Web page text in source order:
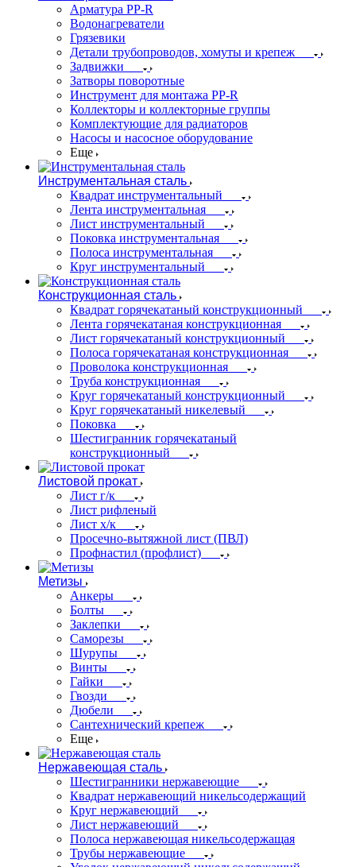
Арматура PP-R
Водонагреватели
Грязевики
Детали трубопроводов, хомуты и крепеж
Задвижки
Затворы поворотные
Инструмент для монтажа PP-R
Коллекторы и коллекторные группы
Комплектующие для радиаторов
Насосы и насосное оборудование
Еще
Инструментальная сталь
Квадрат инструментальный
Лента инструментальная
Лист инструментальный
Поковка инструментальная
Полоса инструментальная
Круг инструментальный
Конструкционная сталь
Квадрат горячекатаный конструкционный
Лента горячекатаная конструкционная
Лист горячекатаный конструкционный
Полоса горячекатаная конструкционная
Проволока конструкционная
Труба конструкционная
Круг горячекатаный конструкционный
Круг горячекатаный никелевый
Поковка
Шестигранник горячекатаный
конструкционный
Листовой прокат
Лист г/к
Лист рифленый
Лист х/к
Просечно-вытяжной лист (ПВЛ)
Профнастил (профлист)
Метизы
Анкеры
Болты
Заклепки
Саморезы
Шурупы
Винты
Гайки
Гвозди
Дюбели
Сантехнический крепеж
Еще
Нержавеющая сталь
Шестигранники нержавеющие
Квадрат нержавеющий никельсодержащий
Круг нержавеющий
Лист нержавеющий
Полоса нержавеющая никельсодержащая
Трубы нержавеющие